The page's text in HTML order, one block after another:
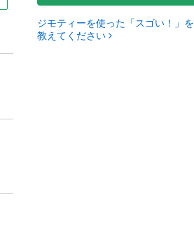
ジモティーを使った「スゴい！」を
教えてください